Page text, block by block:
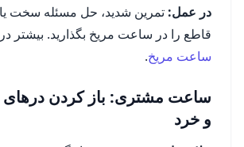
در عمل: تمرین شدید، حل مسئله سخت یا
قاطع را در ساعت مریخ بگذارید. بیشتر در
ساعت مریخ.
ساعت مشتری: باز کردن
و خرد